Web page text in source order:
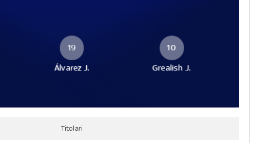
19
Álvarez J.
10
Grealish J.
Titolari